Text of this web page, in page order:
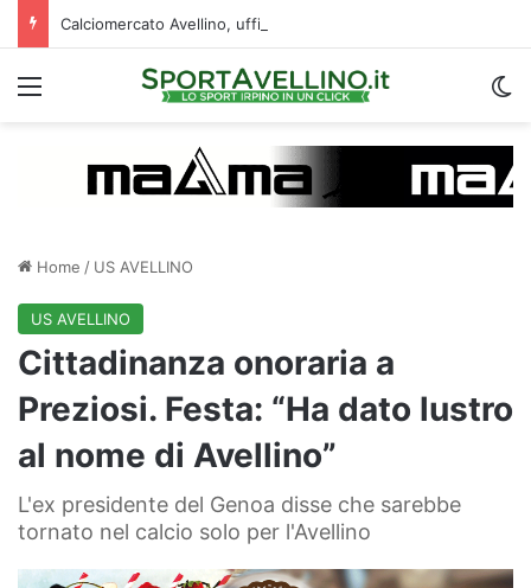
Menu
Home / US AVELLINO
US AVELLINO
Cittadinanza onoraria a
Preziosi. Festa: “Ha dato lustro
al nome di Avellino”
L'ex presidente del Genoa disse che sarebbe
tornato nel calcio solo per l'Avellino